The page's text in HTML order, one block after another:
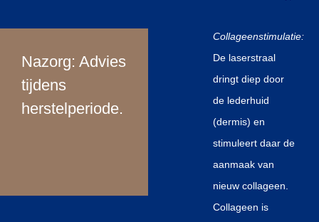
Collageenstimulatie:
De laserstraal
dringt diep door
de lederhuid
(dermis) en
stimuleert daar de
aanmaak van
nieuw collageen.
Collageen is
Voor
Nazorg: Advies
tijdens
herstelperiode.